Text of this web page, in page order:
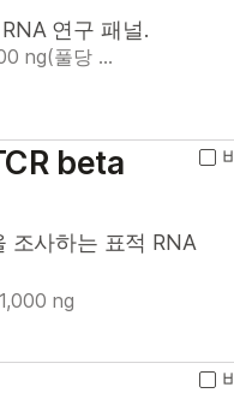
연구 패널.
ng(풀당 …
beta
조사하는 표적 RNA
ng